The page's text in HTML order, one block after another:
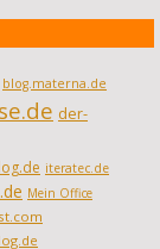
blog.materna.de
der-
iteratec.de
Mein Office